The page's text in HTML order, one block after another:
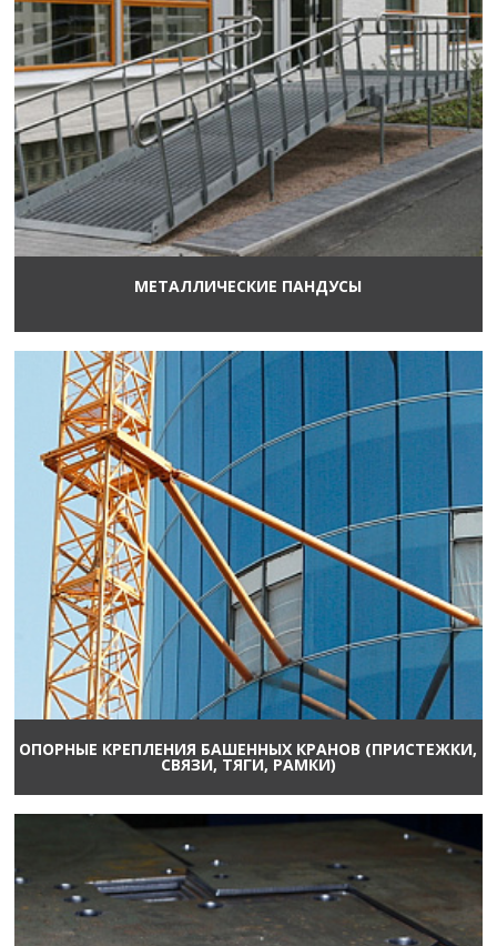
МЕТАЛЛИЧЕСКИЕ ПАНДУСЫ
ОПОРНЫЕ КРЕПЛЕНИЯ БАШЕННЫХ КРАНОВ (ПРИСТЕЖКИ,
СВЯЗИ, ТЯГИ, РАМКИ)